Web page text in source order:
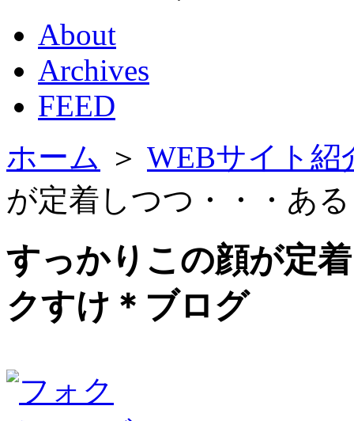
About
Archives
FEED
ホーム ＞ WEBサイト紹
が定着しつつ・・・あ
すっかりこの顔が定
クすけ＊ブログ